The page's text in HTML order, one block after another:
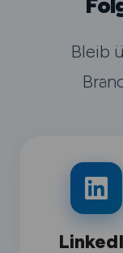
Bleib